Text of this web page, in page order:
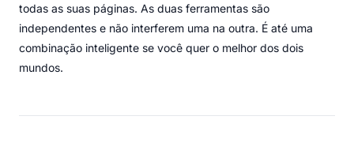
todas as suas páginas. As duas ferramentas são
independentes e não interferem uma na outra. É até uma
combinação inteligente se você quer o melhor dos dois
mundos.